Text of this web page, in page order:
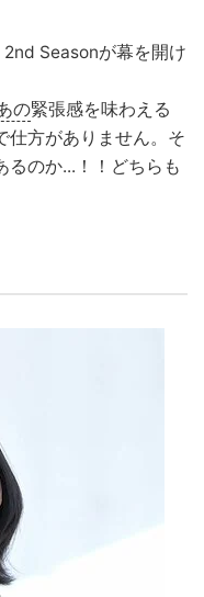
Seasonが幕を開け
の緊張感を味わえる
仕方がありません。そ
るのか...！！どちらも